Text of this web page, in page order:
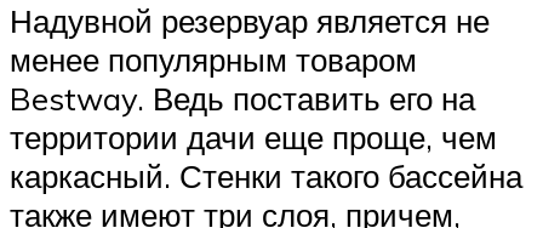
Надувной резервуар является не
менее популярным товаром
Bestway. Ведь поставить его на
территории дачи еще проще, чем
каркасный. Стенки такого бассейна
также имеют три слоя, причем,